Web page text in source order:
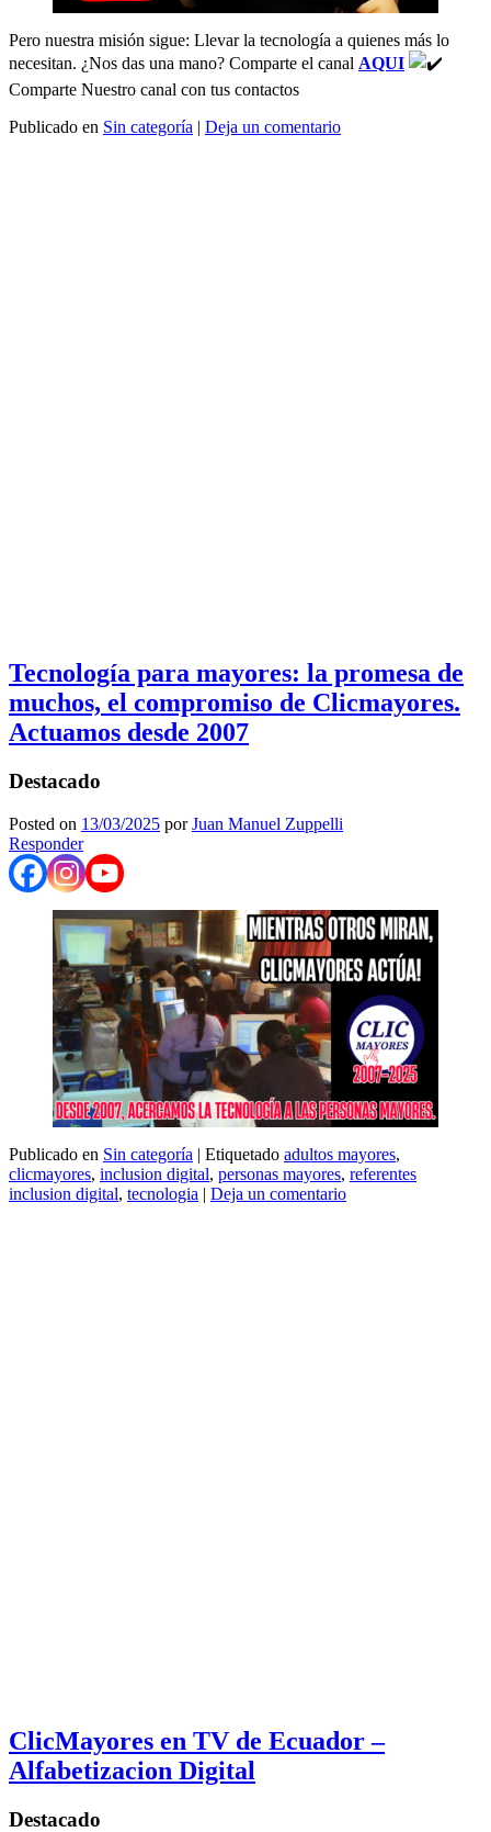
Pero nuestra misión sigue: Llevar la tecnología a quienes más lo
necesitan. ¿Nos das una mano? Comparte el canal AQUI
Comparte Nuestro canal con tus contactos
Publicado en Sin categoría | Deja un comentario
Tecnología para mayores: la promesa de
muchos, el compromiso de Clicmayores.
Actuamos desde 2007
Destacado
Posted on 13/03/2025 porJuan Manuel Zuppelli
Responder
Publicado en Sin categoría | Etiquetado adultos mayores,
clicmayores, inclusion digital, personas mayores, referentes
inclusion digital, tecnologia | Deja un comentario
ClicMayores en TV de Ecuador –
Alfabetizacion Digital
Destacado